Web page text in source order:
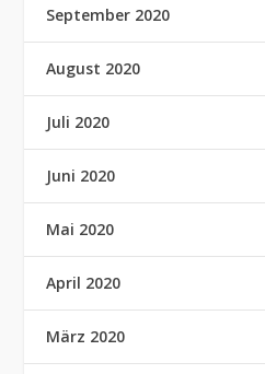
September 2020
August 2020
Juli 2020
Juni 2020
Mai 2020
April 2020
März 2020